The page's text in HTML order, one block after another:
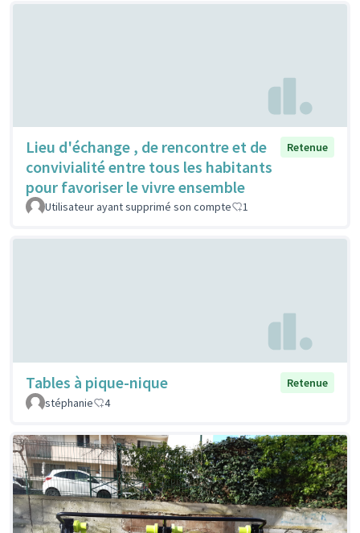
Lieu d'échange , de rencontre et de
convivialité entre tous les habitants
pour favoriser le vivre ensemble
Retenue
Utilisateur ayant supprimé son compte 1
Tables à pique-nique
Retenue
stéphanie
4